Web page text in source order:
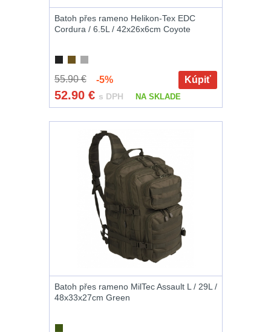
Taktická pera5
Lékárničky17
Na přežití25
45
DOPLNKY K
(663)
svítilny 18
Batoh přes rameno Helikon-Tex EDC
Cordura / 6.5L / 42x26x6cm Coyote
55.90 €-5% Kúpiť
52.90 € s DPH NA SKLADE
Batoh přes rameno MilTec Assault L / 29L /
48x33x27cm Green